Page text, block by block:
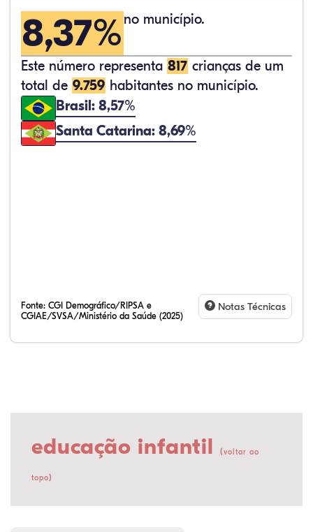
8,37% no município.
Este número representa 817 crianças de um
total de 9.759 habitantes no município.
Brasil: 8,57%
Santa Catarina: 8,69%
Fonte: CGI Demográfico/RIPSA e
CGIAE/SVSA/Ministério da Saúde (2025)
Notas Técnicas
educação infantil (voltar ao
topo)